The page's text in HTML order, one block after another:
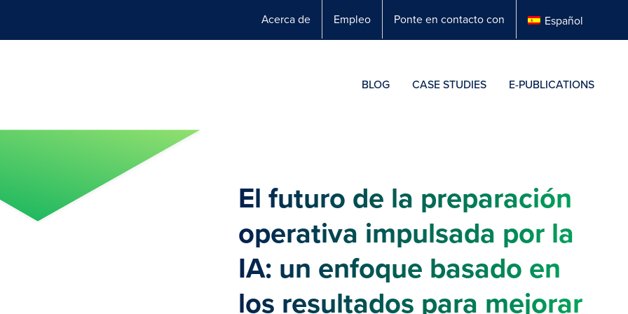
Acerca de Empleo Ponte en contacto con Español
BLOG CASE STUDIES E-PUBLICATIONS
El futuro de la preparación
operativa impulsada por la
IA: un enfoque basado en
los resultados para mejorar